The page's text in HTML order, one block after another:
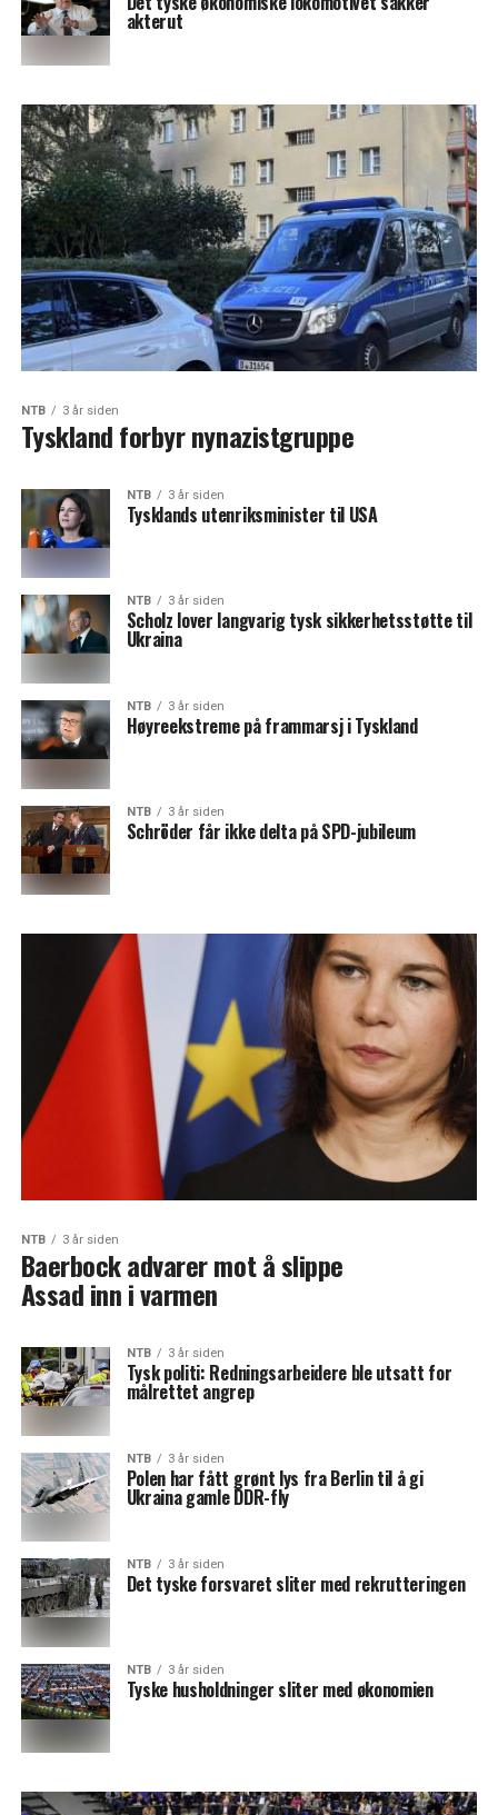
akterut
NTB 3 år siden
Tyskland forbyr nynazistgruppe
NTB 3 år siden
Tysklands utenriksminister til USA
NTB 3 år siden
Scholz lover langvarig tysk sikkerhetsstøtte til
Ukraina
NTB 3 år siden
Høyreekstreme på frammarsj i Tyskland
NTB 3 år siden
Schröder får ikke delta på SPD-jubileum
NTB 3 år siden
Baerbock advarer mot å slippe
Assad inn i varmen
NTB 3 år siden
Tysk politi: Redningsarbeidere ble utsatt for
målrettet angrep
NTB 3 år siden
Polen har fått grønt lys fra Berlin til å gi
Ukraina gamle DDR-fly
NTB 3 år siden
Det tyske forsvaret sliter med rekrutteringen
NTB 3 år siden
Tyske husholdninger sliter med økonomien